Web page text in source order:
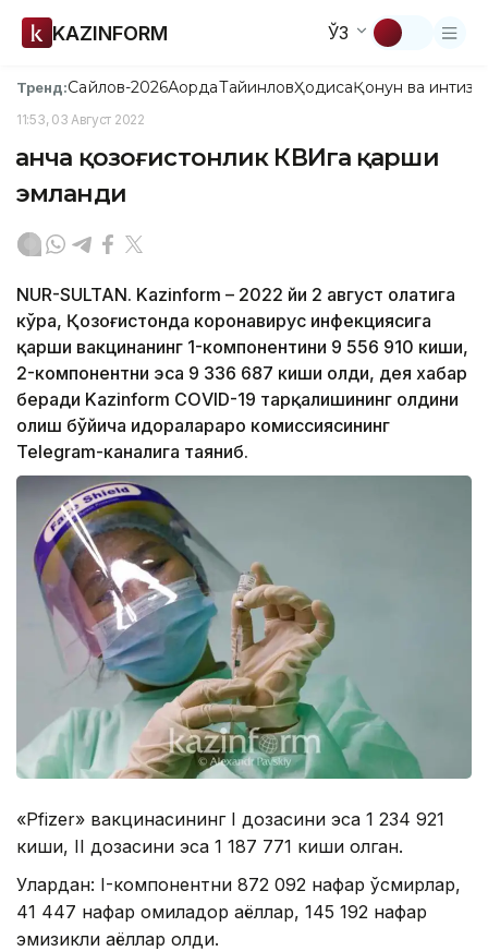
KAZINFORM ЎЗ
Тренд:Сайлов-2026АқордаТайинловҲодисаҚонун ва
11:53, 03 Август 2022
Қанча қозоғистонлик КВИга қарши
эмланди
NUR-SULTAN. Kazinform – 2022 йи 2 август ҳолатига
кўра, Қозоғистонда коронавирус инфекциясига
қарши вакцинанинг 1-компонентини 9 556 910 киши,
2-компонентни эса 9 336 687 киши олди, дея хабар
беради Kazinform CОVID-19 тарқалишининг олдини
олиш бўйича идоралараро комиссиясининг
Теlegram-каналига таяниб.
«Pfizer» вакцинасининг I дозасини эса 1 234 921
киши, II дозасини эса 1 187 771 киши олган.
Улардан: I-компонентни 872 092 нафар ўсмирлар,
41 447 нафар ҳомиладор аёллар, 145 192 нафар
эмизикли аёллар олди.